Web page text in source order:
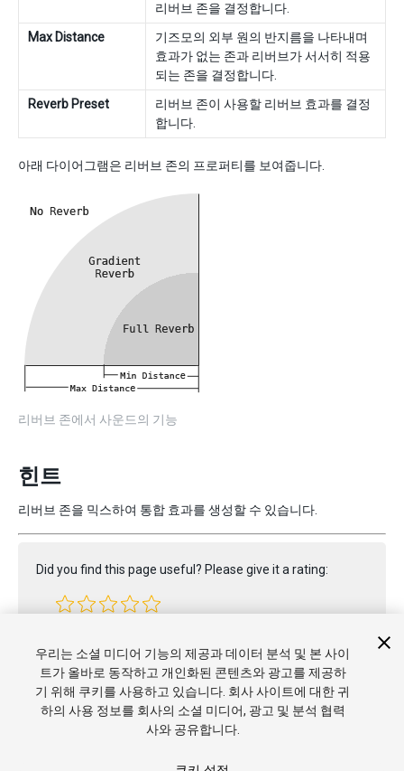
리버브 존을 결정합니다.
Max Distance
기즈모의 외부 원의 반지름을 나타내며
효과가 없는 존과 리버브가 서서히 적용
되는 존을 결정합니다.
Reverb Preset
리버브 존이 사용할 리버브 효과를 결정
합니다.
아래 다이어그램은 리버브 존의 프로퍼티를 보여줍니다.
리버브 존에서 사운드의 기능
힌트
리버브 존을 믹스하여 통합 효과를 생성할 수 있습니다.
Did you find this page useful? Please give it a rating:
우리는 소셜 미디어 기능의 제공과 데이터 분석 및 본 사이
트가 올바로 동작하고 개인화된 콘텐츠와 광고를 제공하
기 위해 쿠키를 사용하고 있습니다. 회사 사이트에 대한 귀
하의 사용 정보를 회사의 소셜 미디어, 광고 및 분석 협력
사와 공유합니다.